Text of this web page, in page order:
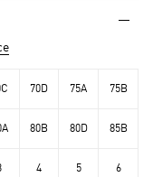
70D 75A 75B
80B 80D 85B
4 5 6